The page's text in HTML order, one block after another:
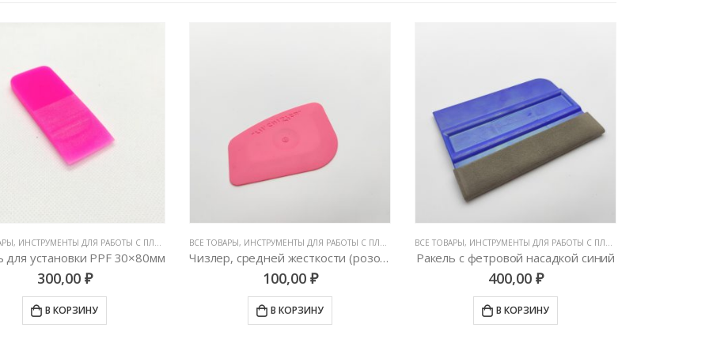
ВЫГОНКИ И СГОНЫ
, ИНСТРУМЕНТЫ ДЛЯ РАБОТЫ С ПЛЕНКАМИ ,РАКЕЛИ, ВЫГОНКИ И СГОНЫ
для установки PPF 30×80мм
300,00 ₽
В КОРЗИНУ
ВСЕ ТОВАРЫ, ИНСТРУМЕНТЫ ДЛЯ РАБОТЫ С ПЛЕНКАМИ ,РАКЕЛИ, ВЫГОНКИ И СГОНЫ
Чизлер, средней жесткости (розовый)
100,00 ₽
В КОРЗИНУ
ВСЕ ТОВАРЫ, ИНСТРУМЕНТЫ ДЛЯ РАБОТЫ С ПЛЕНКАМИ
Ракель с фетровой насадкой синий
400,00 ₽
В КОРЗИНУ